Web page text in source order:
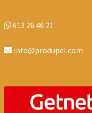
613 26 46 21
info@produpel.com